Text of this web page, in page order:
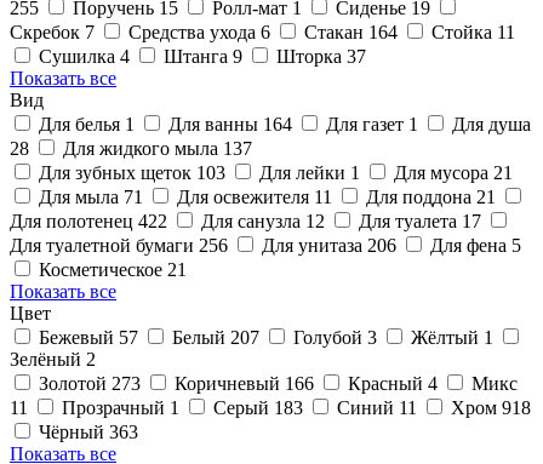
255
Поручень 15 Ролл-мат 1 Сиденье 19
Скребок 7 Средства ухода 6 Стакан 164 Стойка 11
Сушилка 4 Штанга 9 Шторка 37
Показать все
Вид
Для белья 1 Для ванны 164 Для газет 1
Для душа
28
Для жидкого мыла 137
Для зубных щеток 103 Для лейки 1 Для мусора 21
Для мыла 71 Для освежителя 11 Для поддона 21
Для полотенец 422 Для санузла 12 Для туалета 17
Для туалетной бумаги 256 Для унитаза 206 Для фена 5
Косметическое 21
Показать все
Цвет
Бежевый 57 Белый 207 Голубой 3 Жёлтый 1
Зелёный 2
Золотой 273 Коричневый 166 Красный 4
Микс
11
Прозрачный 1 Серый 183 Синий 11 Хром 918
Чёрный 363
Показать все